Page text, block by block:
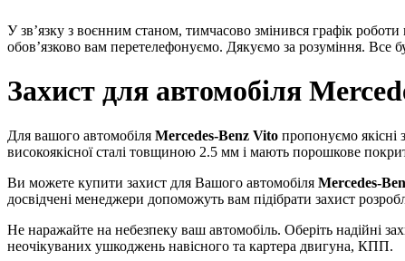
У зв’язку з воєнним станом, тимчасово змінився графік
обов’язково вам перетелефонуємо. Дякуємо за розуміння. Все
Захист для автомобіля
Для вашого автомобіля Mercedes-Benz Vito пропонуємо якісні
високоякісної сталі товщиною 2.5 мм і мають порошкове
Ви можете купити захист для Вашого автомобіля Mercedes-
досвідчені менеджери допоможуть вам підібрати захист
Не наражайте на небезпеку ваш автомобіль. Оберіть надійні
неочікуваних ушкоджень навісного та картера двигуна, КПП.